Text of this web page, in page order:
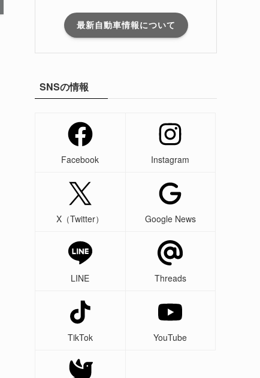
最新自動車情報について
SNSの情報
Facebook Instagram
X（Twitter） Google News
LINE Threads
TikTok YouTube